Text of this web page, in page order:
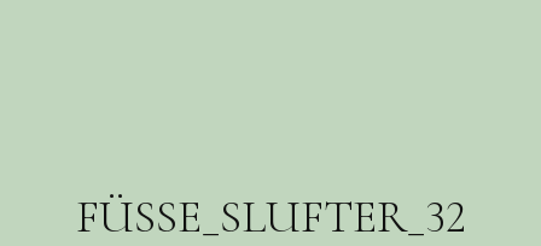
FÜSSE_SLUFTER_32